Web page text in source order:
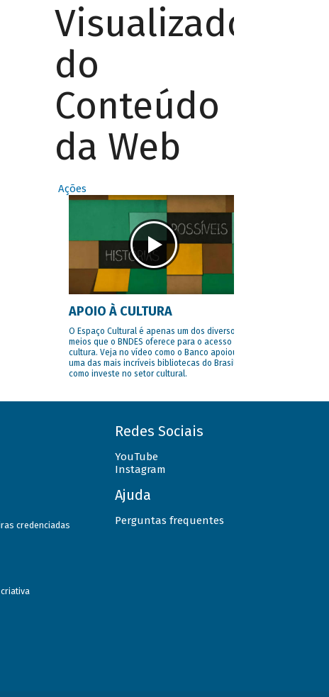
Visualizador
do
Conteúdo
da Web
Ações
APOIO À CULTURA
O Espaço Cultural é apenas um dos diversos
meios que o BNDES oferece para o acesso à
cultura. Veja no vídeo como o Banco apoiou
uma das mais incríveis bibliotecas do Brasil e
como investe no setor cultural.
credenciadas
Redes Sociais
YouTube
Instagram
Ajuda
Perguntas frequentes